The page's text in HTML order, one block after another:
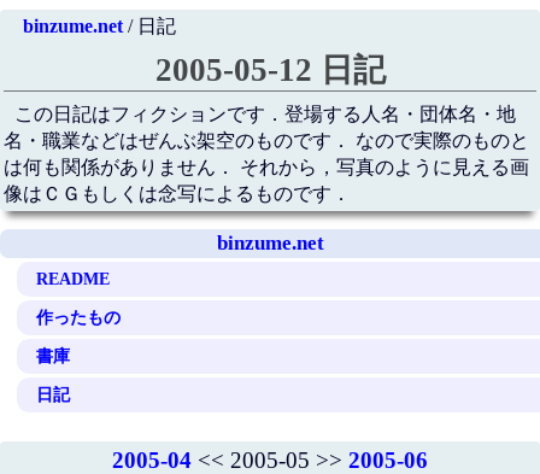
binzume.net/ 日記
2005-05-12 日記
この日記はフィクションです．登場する人名・団体名・地
名・職業などはぜんぶ架空のものです． なので実際のものと
は何も関係がありません． それから，写真のように見える画
像はＣＧもしくは念写によるものです．
binzume.net
README
作ったもの
書庫
日記
2005-04 << 2005-05 >> 2005-06